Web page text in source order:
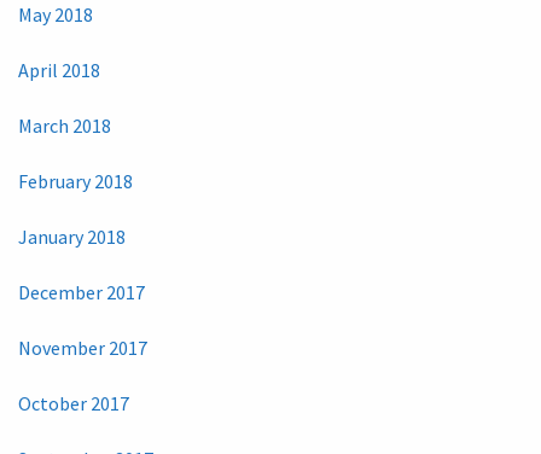
May 2018
April 2018
March 2018
February 2018
January 2018
December 2017
November 2017
October 2017